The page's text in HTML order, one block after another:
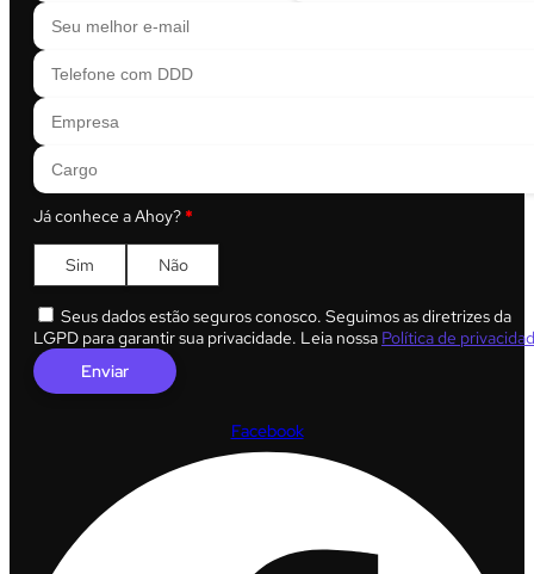
Seu melhor e-mail
Telefone com DDD
Empresa
Cargo
Já conhece a Ahoy? *
Sim Não
Seus dados estão seguros conosco. Seguimos as diretrizes da
LGPD para garantir sua privacidade. Leia nossa Política de
Facebook